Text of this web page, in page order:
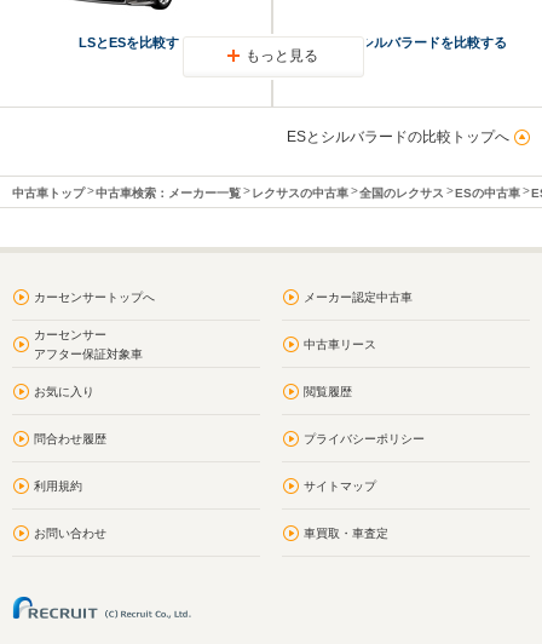
LSとESを比較する K1500とシルバラードを比較する
もっと見る
ESとシルバラードの比較トップへ
中古車トップ 中古車検索：メーカー一覧 レクサスの中古車 全国のレクサス ESの中古車
カーセンサートップへ メーカー認定中古車
カーセンサー
アフター保証対象車
中古車リース
お気に入り 閲覧履歴
問合わせ履歴 プライバシーポリシー
利用規約 サイトマップ
お問い合わせ 車買取・車査定